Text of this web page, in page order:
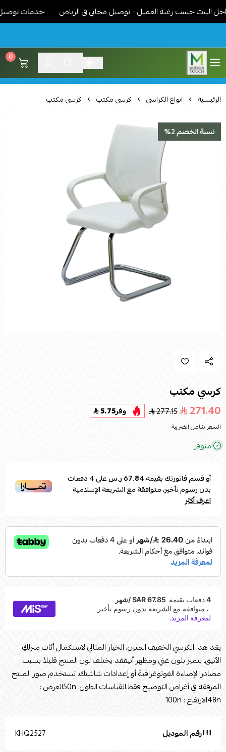
حسب رغبة العميل - توصيل مجاني في الرياض خدمات توصيل
اثاث مودرن لمسة عصرية
0
الرئيسية انواع الكراسي كرسي مكتب كرسي مكتب
نسبة الخصم 2%
كرسي مكتب
271.40
277.15 وفر5.75
السعر شامل الضريبة
متوفر
أو قسم فاتورتك بقيمة67.84 ر.س على4دفعات
بدون رسوم تأخير، متوافقة مع الشريعة الإسلامية
اعرف أكثر
يعّد هذا الكرسي الخفيف المتين، الخيار المثالي لاستكمال أثاث منزلكِ
الأنيق. يتميز بلون غني ومظهر أنيققد يختلف لون المنتج قليلاً بسبب
مصادر الإضاءة الفوتوغرافية أو إعدادات شاشتك. تستخدم صور المنتج
المرفقة في أغراض التوضيح فقط.القياسات الطول: 50nالعرض :
48nالارتفاع : 100n
رقم الموديل KHQ2527